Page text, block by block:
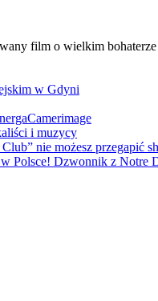
film o wielkim bohaterze
w Gdyni
i muzycy
nie możesz przegapić
Polsce! Dzwonnik z Notre